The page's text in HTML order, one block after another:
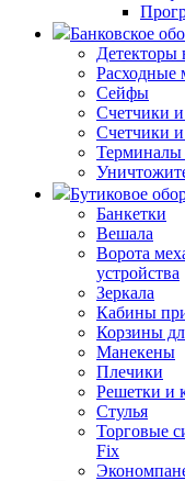
Банковское
Детекторы
Расходные
Сейфы
Счетчики
Счетчики
Терминалы
Бутиковое
Банкетки
Вешала
Ворота
устройства
Зеркала
Кабины
Корзины
Манекены
Плечики
Решетки и
Стулья
Торговые
Fix